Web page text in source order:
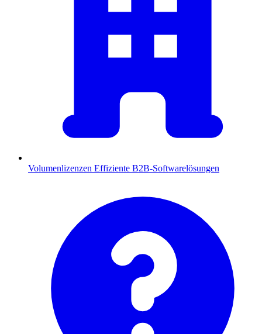
Volumenlizenzen Effiziente B2B-Softwarelösungen